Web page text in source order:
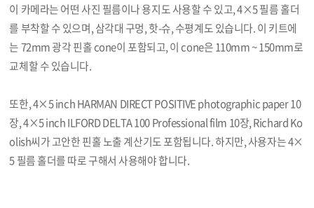
이 카메라는 어떤 사진 필름이나 용지도 사용할 수 있고, 4×5 필름 홀더
를 부착할 수 있으며, 삼각대 구멍, 핫-슈, 수평계도 있습니다. 이 키트에
는 72mm 광각 핀홀 cone이 포함되고, 이 cone은 110mm ~ 150mm로
교체할 수 있습니다.
또한, 4×5 inch HARMAN DIRECT POSITIVE photographic paper 10
장, 4×5 inch ILFORD DELTA 100 Professional film 10장, Richard Ko
olish씨가 고안한 핀홀 노출 계산기도 포함됩니다. 하지만, 사용자는 4×
5 필름 홀더를 따로 구해서 사용해야 합니다.